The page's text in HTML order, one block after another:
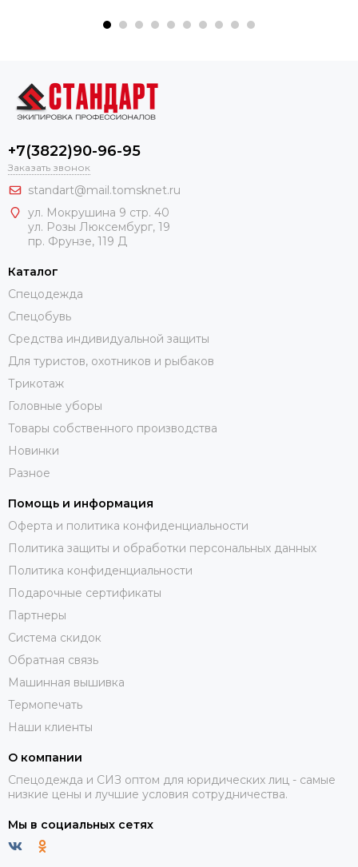
+7(3822)90-96-95
Заказать звонок
standart@mail.tomsknet.ru
ул. Мокрушина 9 стр. 40
ул. Розы Люксембург, 19
пр. Фрунзе, 119 Д
Каталог
Спецодежда
Спецобувь
Средства индивидуальной защиты
Для туристов, охотников и рыбаков
Трикотаж
Головные уборы
Товары собственного производства
Новинки
Разное
Помощь и информация
Оферта и политика конфиденциальности
Политика защиты и обработки персональных данных
Политика конфиденциальности
Подарочные сертификаты
Партнеры
Система скидок
Обратная связь
Машинная вышивка
Термопечать
Наши клиенты
О компании
Спецодежда и СИЗ оптом для юридических лиц - самые
низкие цены и лучшие условия сотрудничества.
Мы в социальных сетях